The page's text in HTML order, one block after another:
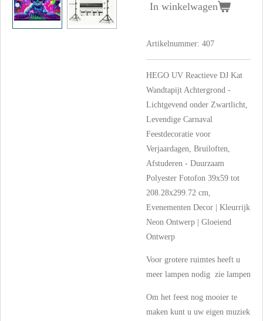
In winkelwagen
Artikelnummer: 407
HEGO UV Reactieve DJ Kat
Wandtapijt Achtergrond -
Lichtgevend onder Zwartlicht,
Levendige Carnaval
Feestdecoratie voor
Verjaardagen, Bruiloften,
Afstuderen - Duurzaam
Polyester Fotofon 39x59 tot
208.28x299.72 cm,
Evenementen Decor | Kleurrijk
Neon Ontwerp | Gloeiend
Ontwerp
Voor grotere ruimtes heeft u
meer lampen nodig zie lampen
Om het feest nog mooier te
maken kunt u uw eigen muziek